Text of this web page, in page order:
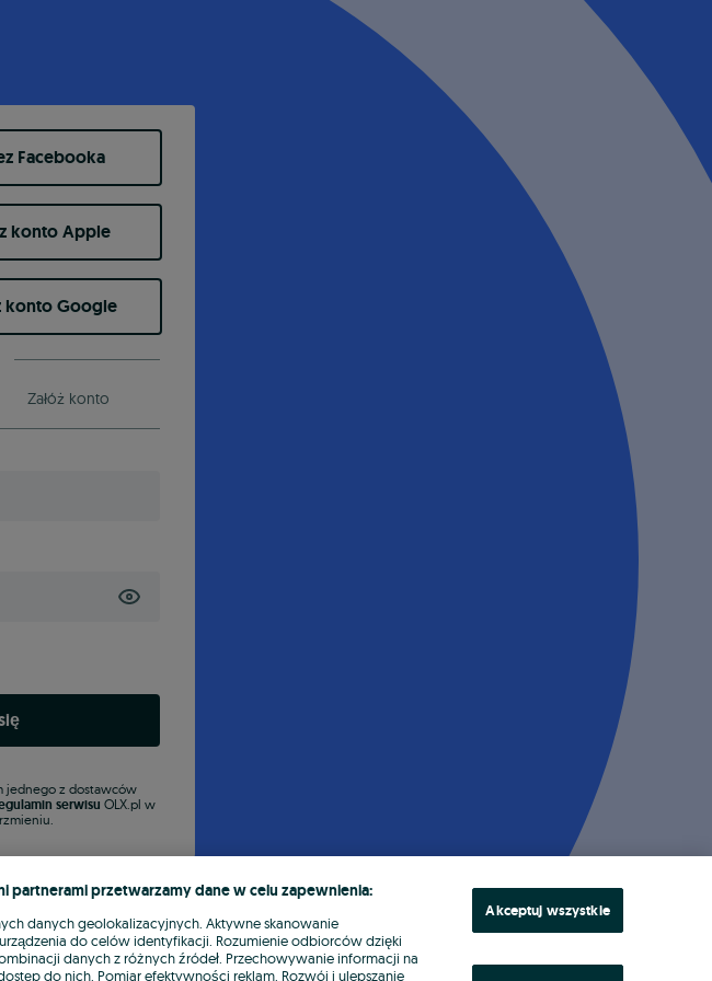
Facebooka
konto Apple
konto Google
Załóż konto
jednego z dostawców
serwisu OLX.pl w
partnerami przetwarzamy dane w celu zapewnienia:
danych geolokalizacyjnych. Aktywne skanowanie
do celów identyfikacji. Rozumienie odbiorców dzięki
danych z różnych źródeł. Przechowywanie informacji na
do nich. Pomiar efektywności reklam. Rozwój i ulepszanie
Akceptuj wszystkie